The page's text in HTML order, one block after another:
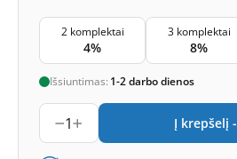
2 komplektai
4%
3 komplektai
8%
Išsiuntimas: 1-2 darbo dienos
1 Į krepšelį -